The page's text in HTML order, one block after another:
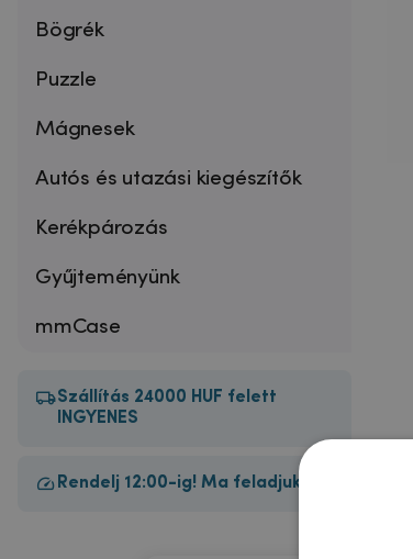
Bögrék
Puzzle
Mágnesek
Autós és utazási kiegészítők
Kerékpározás
Gyűjteményünk
mmCase
Szállítás 24000 HUF felett
INGYENES
Rendelj 12:00-ig! Ma feladjuk!